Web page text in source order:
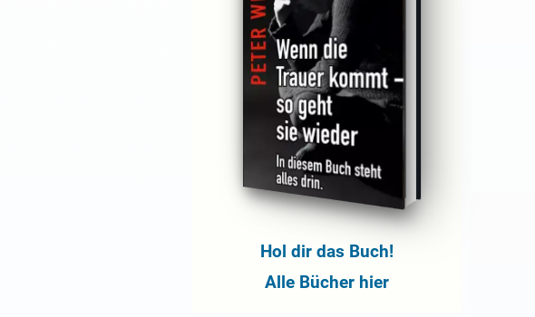
Hol dir das Buch!
Alle Bücher hier